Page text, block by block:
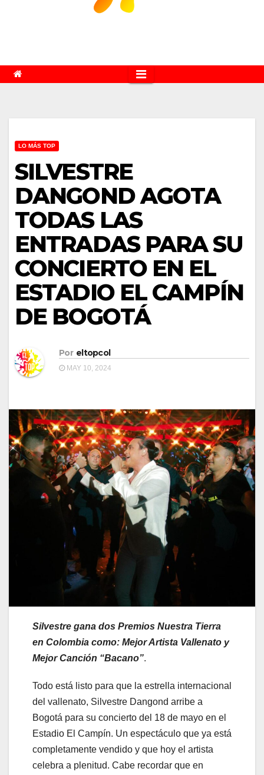
LO MÁS TOP
SILVESTRE
DANGOND AGOTA
TODAS LAS
ENTRADAS PARA SU
CONCIERTO EN EL
ESTADIO EL CAMPÍN
DE BOGOTÁ
Por eltopcol
MAY 10, 2024
Silvestre gana dos Premios Nuestra Tierra
en Colombia como: Mejor Artista Vallenato y
Mejor Canción “Bacano”.
Todo está listo para que la estrella internacional
del vallenato, Silvestre Dangond arribe a
Bogotá para su concierto del 18 de mayo en el
Estadio El Campín. Un espectáculo que ya está
completamente vendido y que hoy el artista
celebra a plenitud. Cabe recordar que en